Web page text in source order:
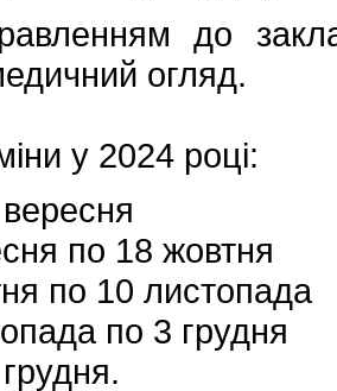
до
огляд.
у 2024 році:
по 18 жовтня
по 10 листопада
по 3 грудня